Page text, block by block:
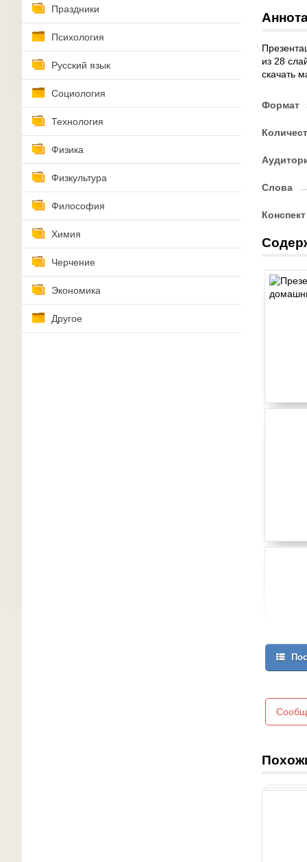
Праздники
Психология
Русский язык
Социология
Технология
Физика
Физкультура
Философия
Химия
Черчение
Экономика
Другое
из 28
скачать
Формат
Слова
Конспект